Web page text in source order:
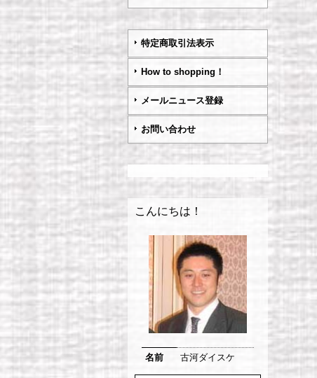
特定商取引法表示
How to shopping！
メールニュース登録
お問い合わせ
こんにちは！
名前 古河ダイスケ